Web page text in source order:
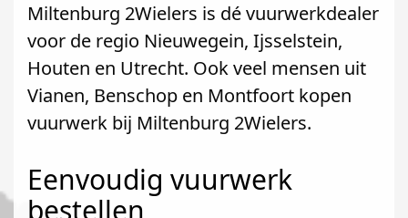
Miltenburg 2Wielers is dé vuurwerkdealer
voor de regio Nieuwegein, Ijsselstein,
Houten en Utrecht. Ook veel mensen uit
Vianen, Benschop en Montfoort kopen
vuurwerk bij Miltenburg 2Wielers.
Eenvoudig vuurwerk
bestellen